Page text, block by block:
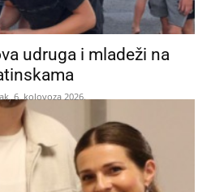
udruga i mladeži na
6. kolovoza 2026.